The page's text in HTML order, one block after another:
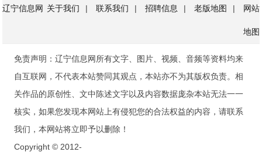
辽宁信息网 关于我们 | 联系我们 | 招聘信息 | 老版地图 | 网站
地图
免责声明：辽宁信息网所有文字、图片、视频、音频等资料均来
自互联网，不代表本站赞同其观点，本站亦不为其版权负责。相
关作品的原创性、文中陈述文字以及内容数据庞杂本站无法一一
核实，如果您发现本网站上有侵犯您的合法权益的内容，请联系
我们，本网站将立即予以删除！
Copyright © 2012-